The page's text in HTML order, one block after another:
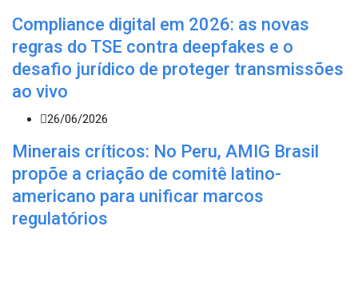
Compliance digital em 2026: as novas
regras do TSE contra deepfakes e o
desafio jurídico de proteger transmissões
ao vivo
26/06/2026
Minerais críticos: No Peru, AMIG Brasil
propõe a criação de comitê latino-
americano para unificar marcos
regulatórios